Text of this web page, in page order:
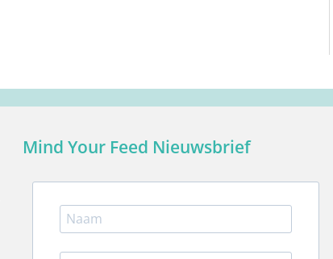
Mind Your Feed Nieuwsbrief